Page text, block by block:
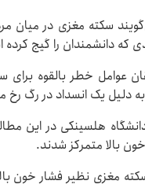
که دانشمندان را گیج
عوامل خطر بالقوه
یک انسداد در رگ رخ
هلسینکی در این
بالا متمرکز شدند.
مغزی نظیر فشار خون